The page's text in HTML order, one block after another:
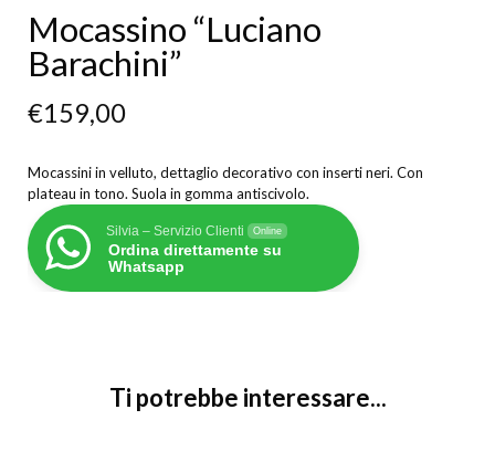
Mocassino “Luciano
Barachini”
€159,00
Mocassini in velluto, dettaglio decorativo con inserti neri. Con
plateau in tono. Suola in gomma antiscivolo.
Silvia – Servizio Clienti Online
Ordina direttamente su
Whatsapp
Ti potrebbe interessare...